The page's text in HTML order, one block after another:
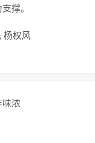
撑。
杨权风
味浓